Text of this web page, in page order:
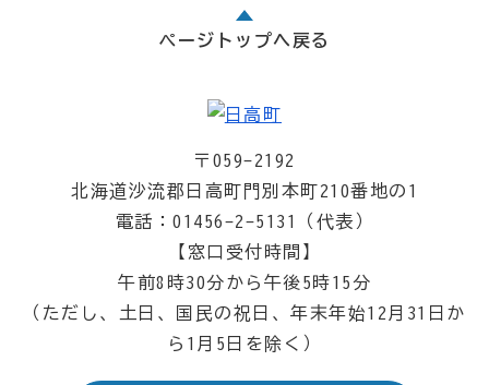
ページトップへ戻る
〒059-2192
北海道沙流郡日高町門別本町210番地の1
電話：01456-2-5131（代表）
【窓口受付時間】
午前8時30分から午後5時15分
（ただし、土日、国民の祝日、年末年始12月31日か
ら1月5日を除く）